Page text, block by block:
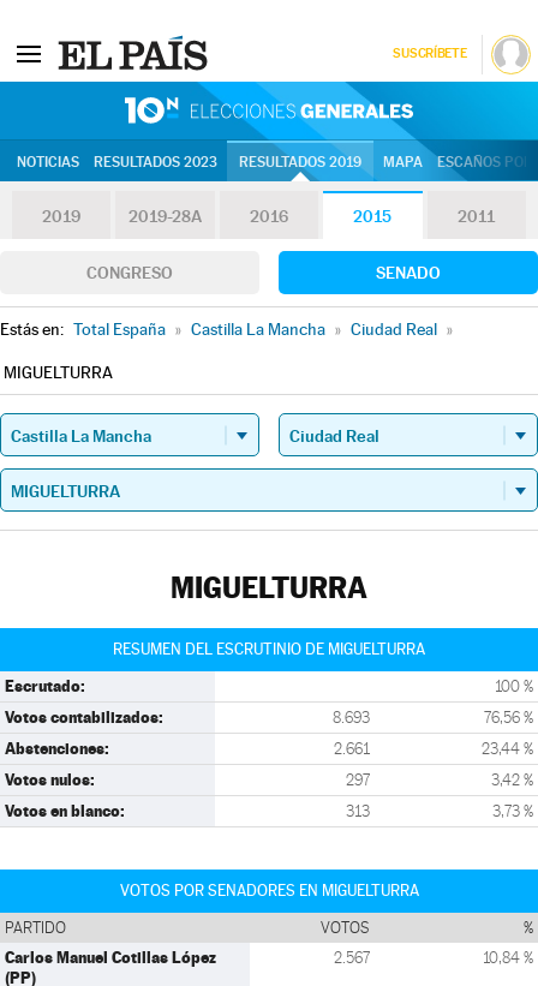
SUSCRÍBETE
NOTICIAS RESULTADOS 2023 RESULTADOS 2019 MAPA ESCAÑOS
2019 2019-28A 2016 2015 2011
CONGRESO SENADO
Estás en: Total España » Castilla La Mancha » Ciudad Real »
MIGUELTURRA
MIGUELTURRA
RESUMEN DEL ESCRUTINIO DE MIGUELTURRA
Escrutado: 100 %
Votos contabilizados: 8.693 76,56 %
Abstenciones: 2.661 23,44 %
Votos nulos: 297 3,42 %
Votos en blanco: 313 3,73 %
VOTOS POR SENADORES EN MIGUELTURRA
PARTIDO VOTOS %
Carlos Manuel Cotillas López
(PP)
2.567 10,84 %